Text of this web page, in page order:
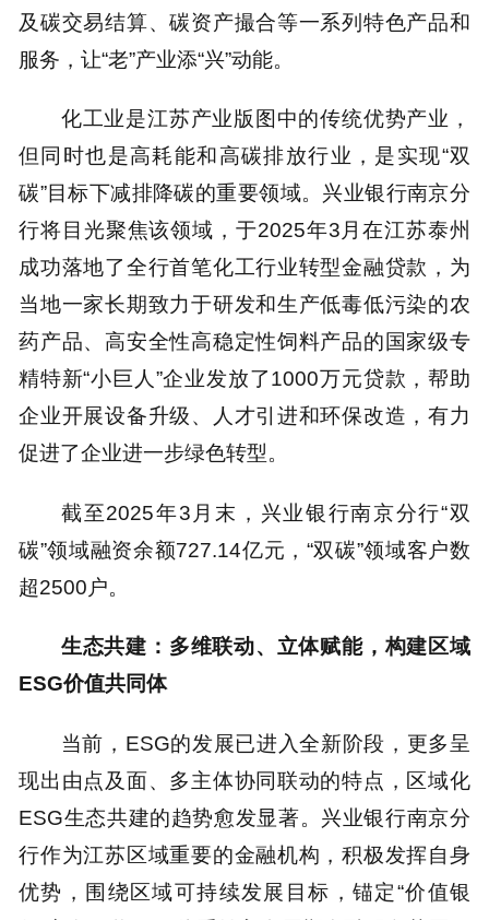
及碳交易结算、碳资产撮合等一系列特色产品和
服务，让“老”产业添“兴”动能。
化工业是江苏产业版图中的传统优势产业，
但同时也是高耗能和高碳排放行业，是实现“双
碳”目标下减排降碳的重要领域。兴业银行南京分
行将目光聚焦该领域，于2025年3月在江苏泰州
成功落地了全行首笔化工行业转型金融贷款，为
当地一家长期致力于研发和生产低毒低污染的农
药产品、高安全性高稳定性饲料产品的国家级专
精特新“小巨人”企业发放了1000万元贷款，帮助
企业开展设备升级、人才引进和环保改造，有力
促进了企业进一步绿色转型。
截至2025年3月末，兴业银行南京分行“双
碳”领域融资余额727.14亿元，“双碳”领域客户数
超2500户。
生态共建：多维联动、立体赋能，构建区域
ESG价值共同体
当前，ESG的发展已进入全新阶段，更多呈
现出由点及面、多主体协同联动的特点，区域化
ESG生态共建的趋势愈发显著。兴业银行南京分
行作为江苏区域重要的金融机构，积极发挥自身
优势，围绕区域可持续发展目标，锚定“价值银